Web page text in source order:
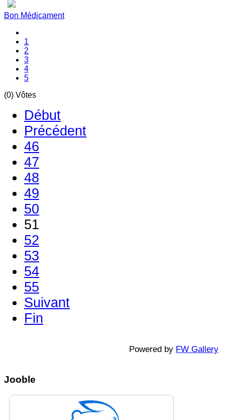
Bon Médicament
1
2
3
4
5
(0) Vôtes
Début
Précédent
46
47
48
49
50
51
52
53
54
55
Suivant
Fin
Powered by FW Gallery
Jooble